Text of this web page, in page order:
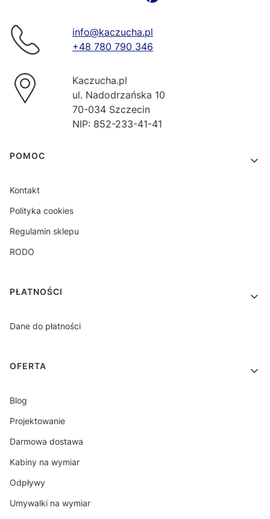
info@kaczucha.pl
+48 780 790 346
Kaczucha.pl
ul. Nadodrzańska 10
70-034 Szczecin
NIP: 852-233-41-41
Linki w stopce
POMOC
Kontakt
Polityka cookies
Regulamin sklepu
RODO
PŁATNOŚCI
Dane do płatności
OFERTA
Blog
Projektowanie
Darmowa dostawa
Kabiny na wymiar
Odpływy
Umywalki na wymiar